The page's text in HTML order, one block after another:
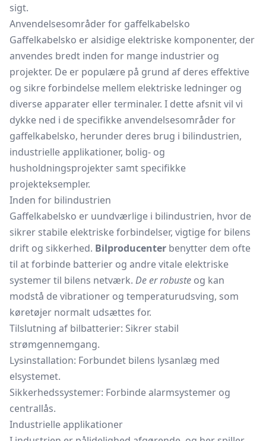
sigt.
Anvendelsesområder for gaffelkabelsko
Gaffelkabelsko er alsidige elektriske komponenter, der
anvendes bredt inden for mange industrier og
projekter. De er populære på grund af deres effektive
og sikre forbindelse mellem elektriske ledninger og
diverse apparater eller terminaler. I dette afsnit vil vi
dykke ned i de specifikke anvendelsesområder for
gaffelkabelsko, herunder deres brug i bilindustrien,
industrielle applikationer, bolig- og
husholdningsprojekter samt specifikke
projekteksempler.
Inden for bilindustrien
Gaffelkabelsko er uundværlige i bilindustrien, hvor de
sikrer stabile elektriske forbindelser, vigtige for bilens
drift og sikkerhed. Bilproducenter benytter dem ofte
til at forbinde batterier og andre vitale elektriske
systemer til bilens netværk. De er robuste og kan
modstå de vibrationer og temperaturudsving, som
køretøjer normalt udsættes for.
Tilslutning af bilbatterier: Sikrer stabil
strømgennemgang.
Lysinstallation: Forbundet bilens lysanlæg med
elsystemet.
Sikkerhedssystemer: Forbinde alarmsystemer og
centrallås.
Industrielle applikationer